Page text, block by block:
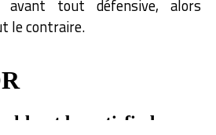
tout défensive, alors
le contraire.